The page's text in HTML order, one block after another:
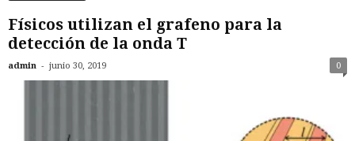
Físicos utilizan el grafeno para la
detección de la onda T
admin - junio 30, 2019 0